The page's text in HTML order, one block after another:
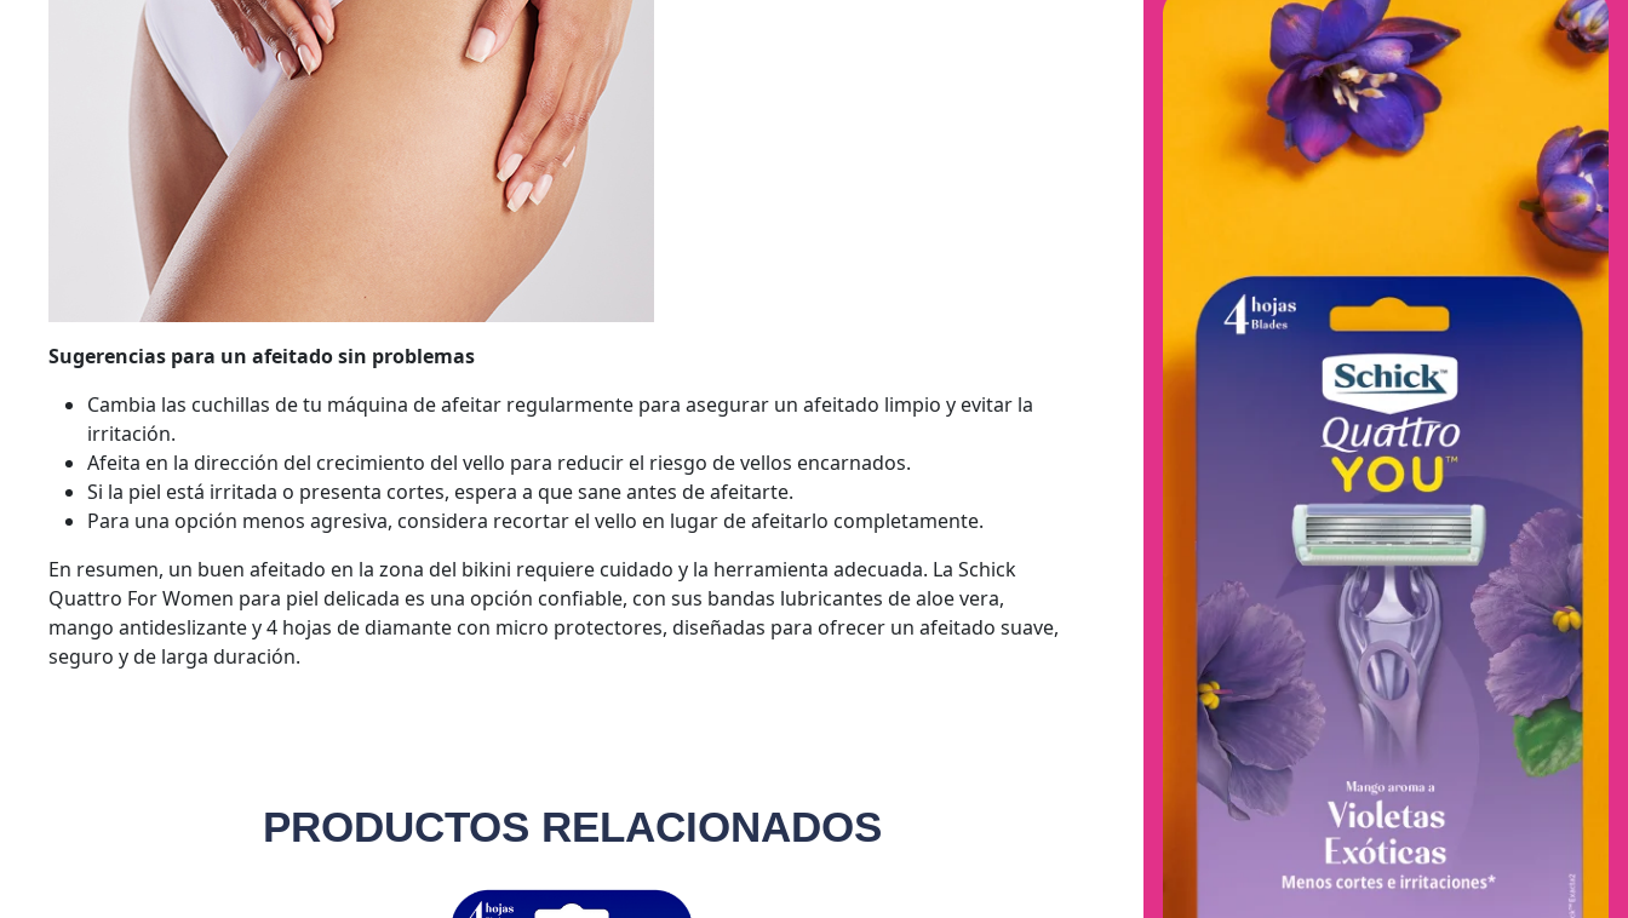
Sugerencias para un afeitado sin problemas
Cambia las cuchillas de tu máquina de afeitar regularmente para asegurar un afeitado limpio y evitar la
irritación.
Afeita en la dirección del crecimiento del vello para reducir el riesgo de vellos encarnados.
Si la piel está irritada o presenta cortes, espera a que sane antes de afeitarte.
Para una opción menos agresiva, considera recortar el vello en lugar de afeitarlo completamente.
En resumen, un buen afeitado en la zona del bikini requiere cuidado y la herramienta adecuada. La Schick
Quattro For Women para piel delicada es una opción confiable, con sus bandas lubricantes de aloe vera,
mango antideslizante y 4 hojas de diamante con micro protectores, diseñadas para ofrecer un afeitado suave,
seguro y de larga duración.
PRODUCTOS RELACIONADOS